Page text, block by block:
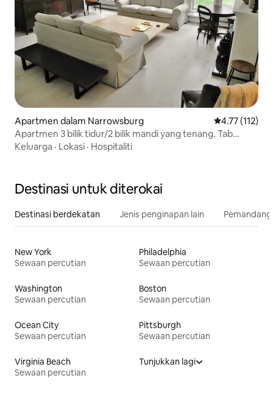
Apartmen dalam Narrowsburg Penarafan
4.77 (112)
Apartmen 3 bilik tidur/2 bilik mandi yang tenang. Tab
mandi air panas/kolam. 5 min ke bandar
Keluarga · Lokasi · Hospitaliti
Destinasi untuk diterokai
Destinasi berdekatan Jenis penginapan lain
New York
Sewaan percutian
Philadelphia
Sewaan percutian
Washington
Sewaan percutian
Boston
Sewaan percutian
Ocean City
Sewaan percutian
Pittsburgh
Sewaan percutian
Virginia Beach
Sewaan percutian
Tunjukkan lagi